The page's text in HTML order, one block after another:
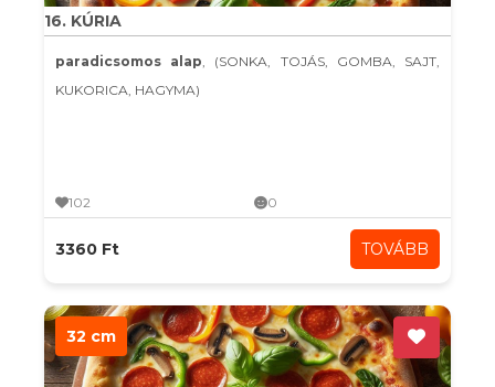
16. KÚRIA
paradicsomos alap, (SONKA, TOJÁS, GOMBA, SAJT,
KUKORICA, HAGYMA)
102 0
3360 Ft TOVÁBB
32 cm